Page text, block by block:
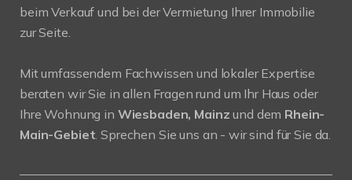
beim Verkauf und bei der Vermietung Ihrer Immobilie
zur Seite.
Mit umfassendem Fachwissen und lokaler Expertise
beraten wir Sie in allen Fragen rund um Ihr Haus oder
Ihre Wohnung in Wiesbaden, Mainzund dem Rhein-
Main-Gebiet. Sprechen Sie uns an - wir sind für Sie da.